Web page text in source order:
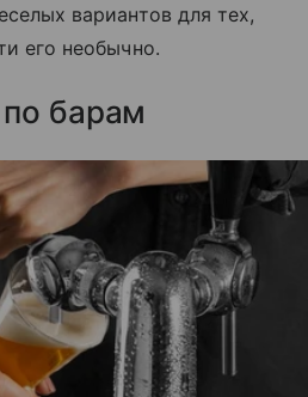
вариантов для тех,
его необычно.
барам